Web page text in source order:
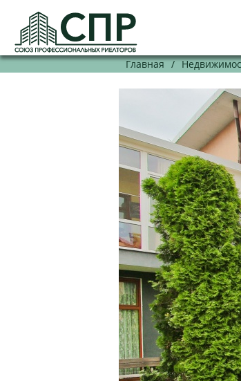
Главная /